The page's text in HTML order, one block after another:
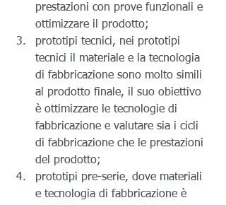
prestazioni con prove funzionali e
ottimizzare il prodotto;
prototipi tecnici, nei prototipi
tecnici il materiale e la tecnologia
di fabbricazione sono molto simili
al prodotto finale, il suo obiettivo
è ottimizzare le tecnologie di
fabbricazione e valutare sia i cicli
di fabbricazione che le prestazioni
del prodotto;
prototipi pre-serie, dove materiali
e tecnologia di fabbricazione è